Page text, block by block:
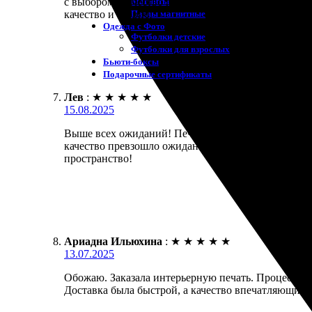
Пазлы магнитные
Одежда с Фото
Футболки детские
Футболки для взрослых
Бьюти-боксы
Подарочные сертификаты
качество и сервис!
Лев : ★ ★ ★ ★ ★
15.08.2025
Выше всех ожиданий! Печать выбрал для создания
качество превзошло ожидания! Цвета яркие,
пространство!
Ариадна Ильюхина : ★ ★ ★ ★ ★
13.07.2025
Обожаю. Заказала интерьерную печать. Процесс
Доставка была быстрой, а качество